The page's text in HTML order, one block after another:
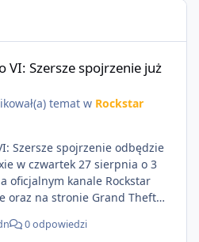
lecz Social Club nie ma
to może być zły Launcher lub
170 zł jak i mojego konta na
Poniżej daję zdjęcie żebyście
i jak.
VI: Szersze spojrzenie już
temat w Rockstar
Szersze spojrzenie odbędzie
w czwartek 27 sierpnia o 3
oficjalnym kanale Rockstar
oraz na stronie Grand Theft
Grand Theft Auto VI
0 odpowiedzi